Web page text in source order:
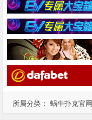
所属分类： 蜗牛扑克官网